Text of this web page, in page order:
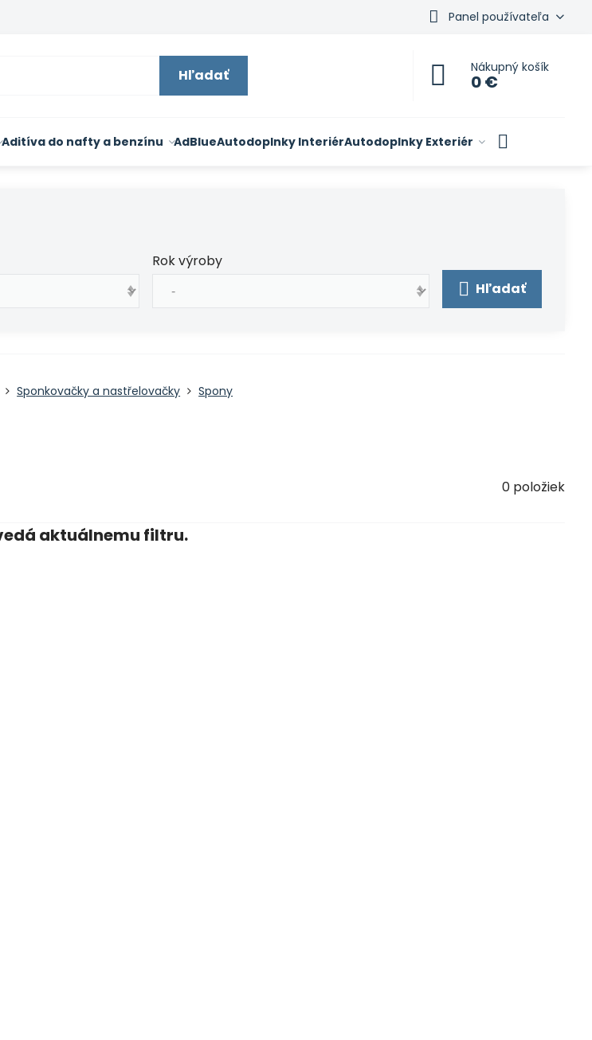
Panel používateľa
Hľadať Nákupný košík
0 €
Aditíva do nafty a benzínu AdBlueAutodoplnky InteriérAutodoplnky Exteriér
Rok výroby
Hľadať
Sponkovačky a nastřelovačky Spony
0 položiek